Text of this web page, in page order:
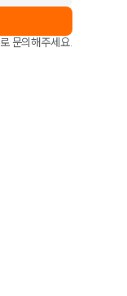
로 문의해주세요.